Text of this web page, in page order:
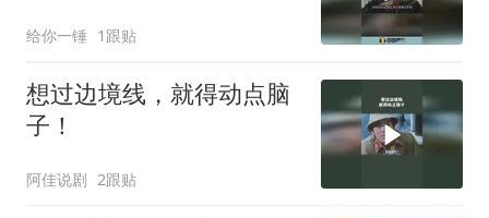
给你一锤 1跟贴
想过边境线，就得动点脑
子！
阿佳说剧 2跟贴